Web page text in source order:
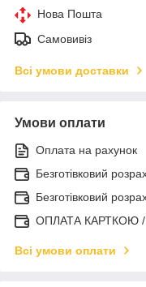
Нова Пошта
Самовивіз
Всі умови доставки
Умови оплати
Оплата на рахунок
Безготівковий
Безготівковий
ОПЛАТА КАРТКОЮ
Всі умови оплати